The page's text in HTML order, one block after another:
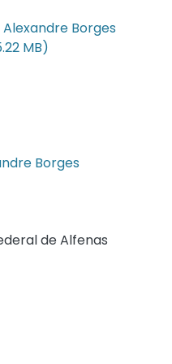
Borges
MB)
Borges
de Alfenas